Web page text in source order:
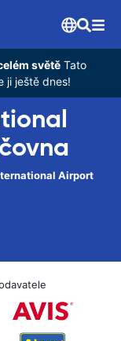
světě Tato
ji ještě dnes!
Airport